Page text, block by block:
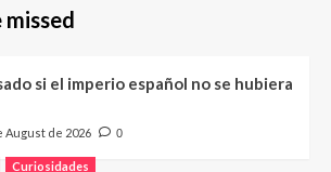
missed
si el imperio español no se hubiera
August de 2026 0
Curiosidades